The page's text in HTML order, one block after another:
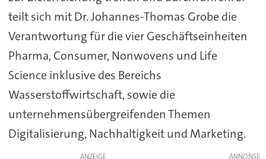
teilt sich mit Dr. Johannes-Thomas Grobe die
Verantwortung für die vier Geschäftseinheiten
Pharma, Consumer, Nonwovens und Life
Science inklusive des Bereichs
Wasserstoffwirtschaft, sowie die
unternehmensübergreifenden Themen
Digitalisierung, Nachhaltigkeit und Marketing.
ANZEIGE